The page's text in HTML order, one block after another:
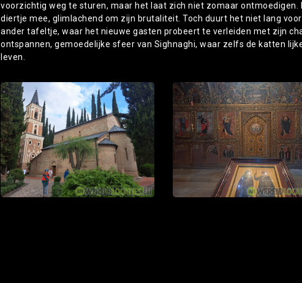
voorzichtig weg te sturen, maar het laat zich niet zomaar
diertje mee, glimlachend om zijn brutaliteit. Toch duurt het niet lang
ander tafeltje, waar het nieuwe gasten probeert te verleiden met zijn
ontspannen, gemoedelijke sfeer van Sighnaghi, waar zelfs de katten
leven.